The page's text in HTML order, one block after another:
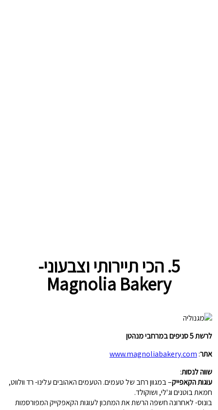
5. הכי תיירותי וצבעוני-
Magnolia Bakery
לרשת 5 סניפים במרחבי מנהטן
אתר:
www.magnoliabakery.com
שווה לנסות:
עוגות הקאפייק– במגוון רחב של טעמים. הטעמים האהובים עלינו- רד וולווט,
חמאת בוטנים וג'לי, ושוקולד.
בונוס- לאחרונה חשפה הרשת את המתכון לעוגות הקאפקייק המפורסמות